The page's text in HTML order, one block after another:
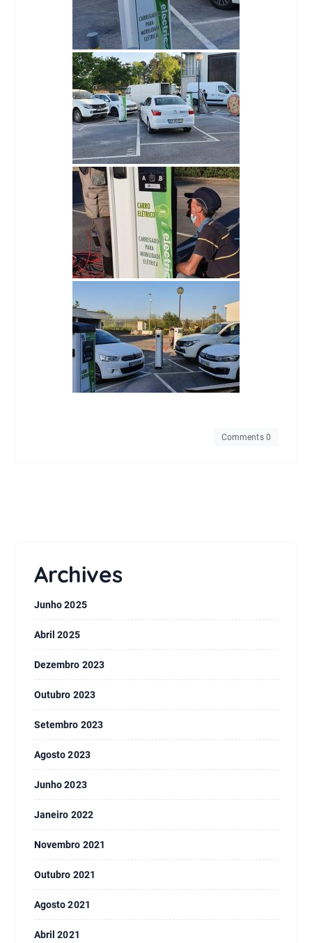
Comments 0
Archives
Junho 2025
Abril 2025
Dezembro 2023
Outubro 2023
Setembro 2023
Agosto 2023
Junho 2023
Janeiro 2022
Novembro 2021
Outubro 2021
Agosto 2021
Abril 2021